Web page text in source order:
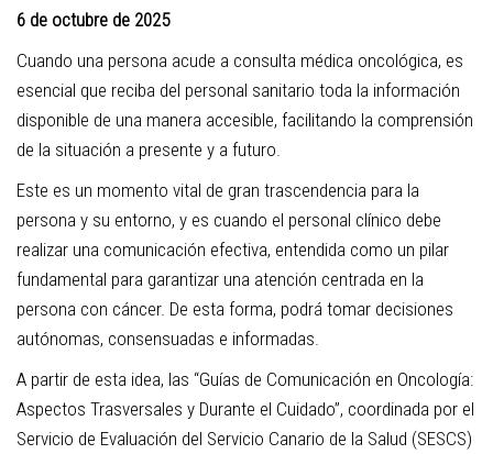
6 de octubre de 2025
Cuando una persona acude a consulta médica oncológica, es
esencial que reciba del personal sanitario toda la información
disponible de una manera accesible, facilitando la comprensión
de la situación a presente y a futuro.
Este es un momento vital de gran trascendencia para la
persona y su entorno, y es cuando el personal clínico debe
realizar una comunicación efectiva, entendida como un pilar
fundamental para garantizar una atención centrada en la
persona con cáncer. De esta forma, podrá tomar decisiones
autónomas, consensuadas e informadas.
A partir de esta idea, las “Guías de Comunicación en Oncología:
Aspectos Trasversales y Durante el Cuidado”, coordinada por el
Servicio de Evaluación del Servicio Canario de la Salud (SESCS)